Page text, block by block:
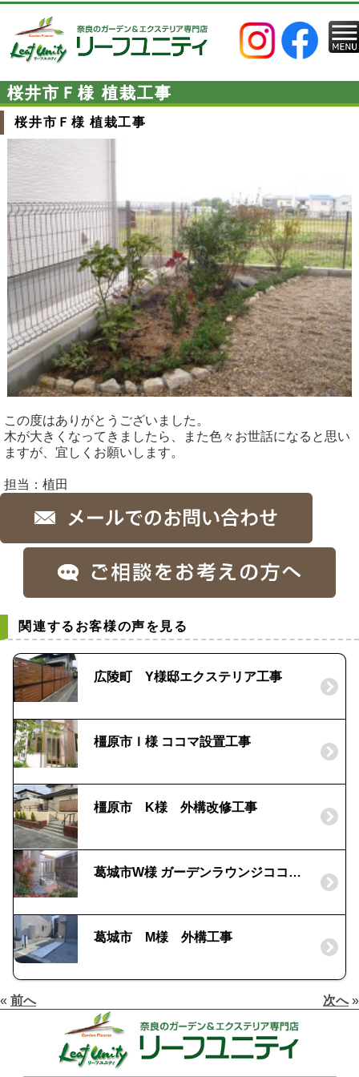
桜井市Ｆ様 植栽工事
桜井市Ｆ様 植栽工事
この度はありがとうございました。
木が大きくなってきましたら、また色々お世話になると思い
ますが、宜しくお願いします。
担当：植田
関連するお客様の声を見る
広陵町 Y様邸エクステリア工事
橿原市Ｉ様 ココマ設置工事
橿原市 K様 外構改修工事
葛城市W様 ガーデンラウンジココマ設置工事
葛城市 M様 外構工事
« 前へ 次へ»